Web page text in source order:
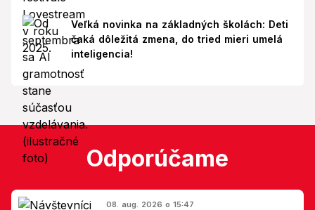
Veľká novinka na základných školách: Deti
čaká dôležitá zmena, do tried mieri umelá
inteligencia!
Odporúčame
08. aug. 2026 o 15:47